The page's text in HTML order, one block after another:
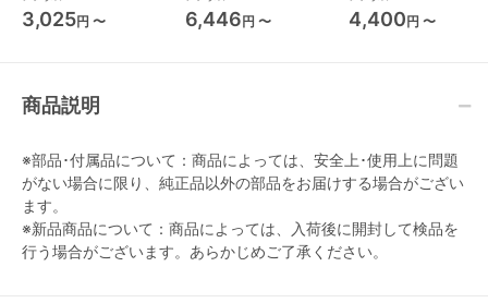
ッター
3,025円 〜 6,446円 〜
ー・ベビーシッター
4,400円 〜
商品説明
※部品･付属品について：商品によっては、安全上･使用上に問題
がない場合に限り、純正品以外の部品をお届けする場合がござい
ます。
※新品商品について：商品によっては、入荷後に開封して検品を
行う場合がございます。あらかじめご了承ください。